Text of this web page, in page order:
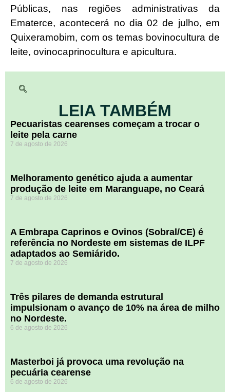
Públicas, nas regiões administrativas da
Ematerce, acontecerá no dia 02 de julho, em
Quixeramobim, com os temas bovinocultura de
leite, ovinocaprinocultura e apicultura.
LEIA TAMBÉM
Pecuaristas cearenses começam a trocar o
leite pela carne
7 de agosto de 2026
Melhoramento genético ajuda a aumentar
produção de leite em Maranguape, no Ceará
7 de agosto de 2026
A Embrapa Caprinos e Ovinos (Sobral/CE) é
referência no Nordeste em sistemas de ILPF
adaptados ao Semiárido.
7 de agosto de 2026
​Três pilares de demanda estrutural
impulsionam o avanço de 10% na área de milho
no Nordeste.
6 de agosto de 2026
Masterboi já provoca uma revolução na
pecuária cearense
6 de agosto de 2026